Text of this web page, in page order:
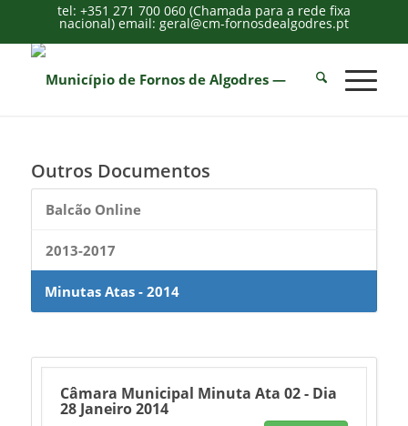
tel: +351 271 700 060 (Chamada para a rede fixa
nacional) email: geral@cm-fornosdealgodres.pt
Outros Documentos
Balcão Online
2013-2017
Minutas Atas - 2014
Câmara Municipal Minuta Ata 02 - Dia
28 Janeiro 2014